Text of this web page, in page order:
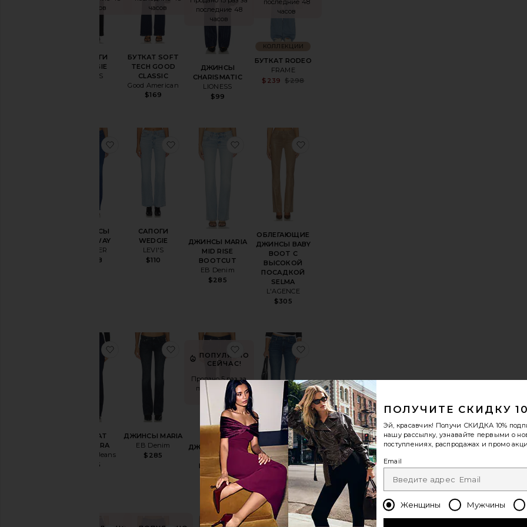
часов
САПОГИ
WEDGIE
LEVI'S
часов
БУТКАТ SOFT
TECH GOOD
CLASSIC
Good American
$169
последние 48
часов
ДЖИНСЫ
CHARISMATIC
LIONESS
$99
последние 48
часов
БУТКАТ RODEO
FRAME
$239
$298
КОЛЛЕКЦИИ
ДЖИНСЫ
RUNAWAY
MOTHER
$248
избранноеДЖИНСЫ RUNAWAY
САПОГИ
WEDGIE
LEVI'S
$110
избранноеСАПОГИ WEDGIE
ДЖИНСЫ MARIA
MID RISE
BOOTCUT
EB Denim
$285
избранноеДЖИНСЫ MARIA MID RISE BOOTCUT
ОБЛЕГАЮЩИЕ
ДЖИНСЫ BABY
BOOT С
ВЫСОКОЙ
ПОСАДКОЙ
SELMA
L'AGENCE
$305
БУТКАТ
BARBARA
Hudson Jeans
$195
избранноеБУТКАТ BARBARA
ДЖИНСЫ MARIA
EB Denim
$285
избранноеДЖИНСЫ MARIA
ПОПУЛЯРНО
СЕЙЧАС!
Продано 5 раз за
последние 48
часов
ДЖИНСЫ MARIA
MID RISE
BOOTCUT
EB Denim
$282
избранноеДЖИНСЫ MARIA MID RISE BOOTCUT
БУТКАТ
OUTSIDER
MOTHER
$288
ПОЛУЧИТЕ СКИДКУ
Эй, красавчик! Получи СКИДКА 10%
нашу рассылку, узнавайте первыми о
поступлениях, распродажах и промо
Email
Женщины Мужчины